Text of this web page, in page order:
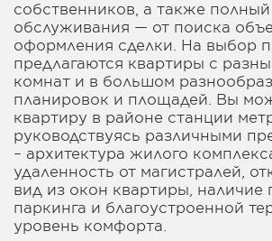
собственников, а также полный
обслуживания — от поиска
оформления сделки. На выбор
предлагаются квартиры с
комнат и в большом
планировок и площадей. Вы
квартиру в районе станции
руководствуясь различными
– архитектура жилого
удаленность от магистралей,
вид из окон квартиры, наличие
паркинга и благоустроенной
уровень комфорта.